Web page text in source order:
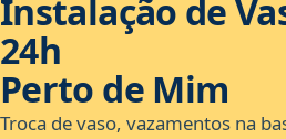
Instalação de
24h
Perto de Mim
Troca de vaso, vazamentos na